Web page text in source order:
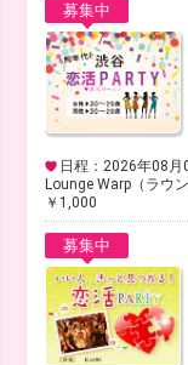
募集中
日程：2026年08月
Lounge Warp（ラウ
￥1,000
募集中